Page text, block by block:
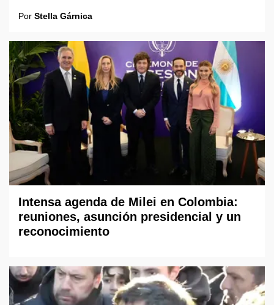
Por Stella Gárnica
Intensa agenda de Milei en Colombia:
reuniones, asunción presidencial y un
reconocimiento